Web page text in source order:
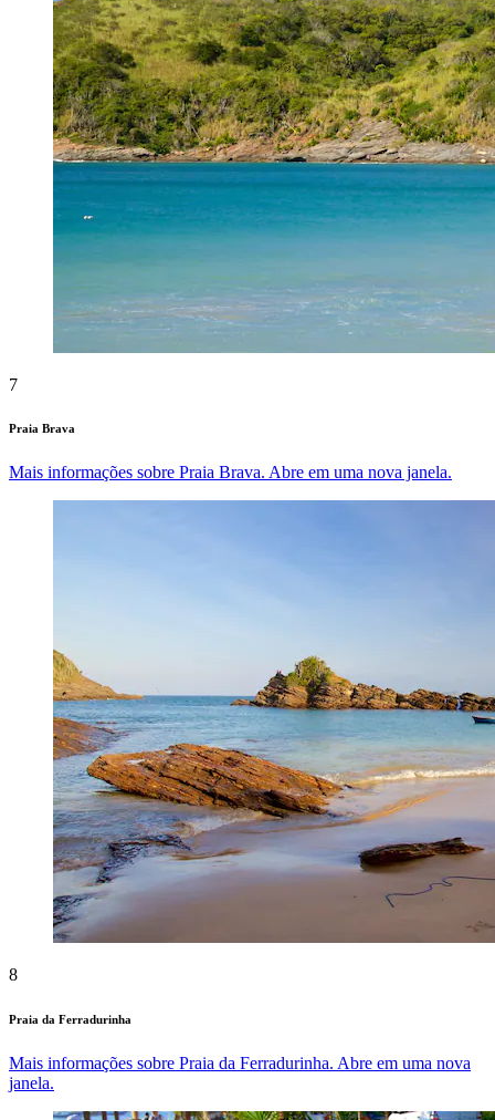
7
Praia Brava
Mais informações sobre Praia Brava. Abre em uma nova janela.
8
Praia da Ferradurinha
Mais informações sobre Praia da Ferradurinha. Abre em uma nova
janela.